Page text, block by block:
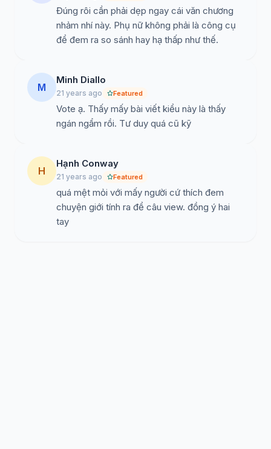
Đúng rôi cần phải dẹp ngay cái văn chương
nhảm nhí này. Phụ nữ không phải là công cụ
để đem ra so sánh hay hạ thấp như thế.
M
Minh Diallo
21 years ago Featured
Vote ạ. Thấy mấy bài viết kiểu này là thấy
ngán ngẩm rồi. Tư duy quá cũ kỹ
H
Hạnh Conway
21 years ago Featured
quá mệt mỏi với mấy người cứ thích đem
chuyện giới tính ra để câu view. đồng ý hai
tay